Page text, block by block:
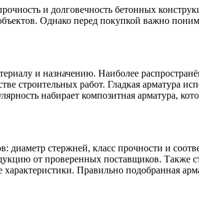
и долговечность бетонных
Однако перед покупкой важно
и назначению. Наиболее
строительных работ. Гладкая арматура
набирает композитная арматура,
диаметр стержней, класс прочности и
от проверенных поставщиков. Также
Правильно подобранная